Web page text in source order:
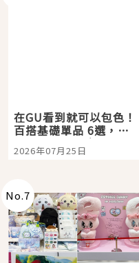
在GU看到就可以包色！
百搭基礎單品 6選，閉
眼全收也不心疼
2026年07月25日
No.7